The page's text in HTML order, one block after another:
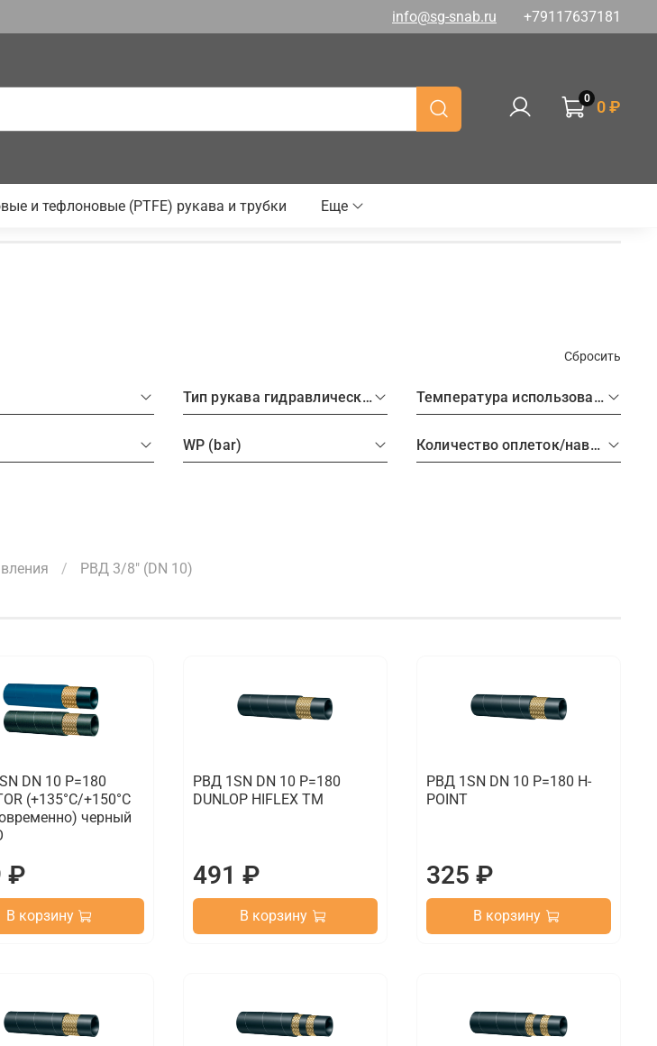
info@sg-snab.ru +79117637181
0 0 ₽
и тефлоновые (PTFE) рукава и трубки Еще
Сбросить
Тип рукава гидравлического Температура использования
WP (bar) Количество оплеток/навивок РВД
РВД 3/8" (DN 10)
DN 10 P=180
(+135°C/+150°C
черный
₽
В корзину
РВД 1SN DN 10 P=180
DUNLOP HIFLEX TM
491 ₽
В корзину
РВД 1SN DN 10 P=180 H-
POINT
325 ₽
В корзину